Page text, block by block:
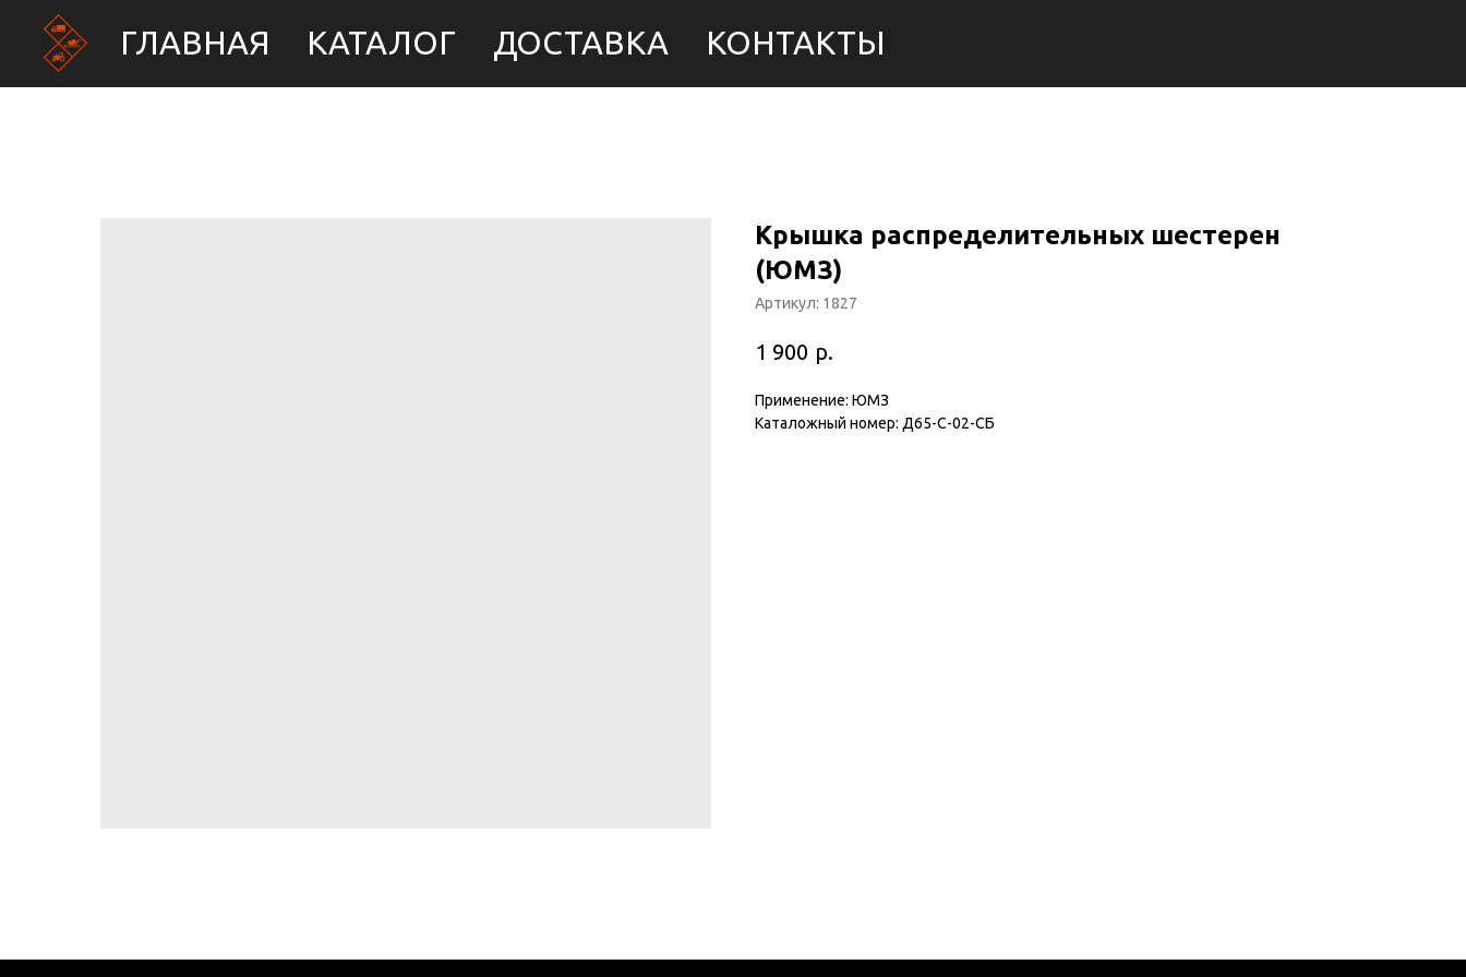
ГЛАВНАЯ КАТАЛОГ ДОСТАВКА КОНТАКТЫ
Крышка распределительных шестерен
(ЮМЗ)
Артикул: 1827
1 900 р.
Применение: ЮМЗ
Каталожный номер: Д65-С-02-СБ